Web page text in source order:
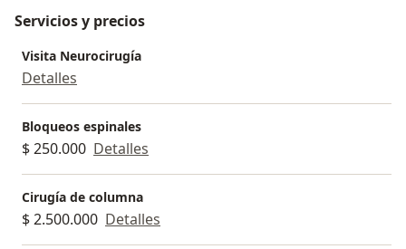
Servicios y precios
Visita Neurocirugía
Detalles
Bloqueos espinales
$ 250.000 Detalles
Cirugía de columna
$ 2.500.000 Detalles